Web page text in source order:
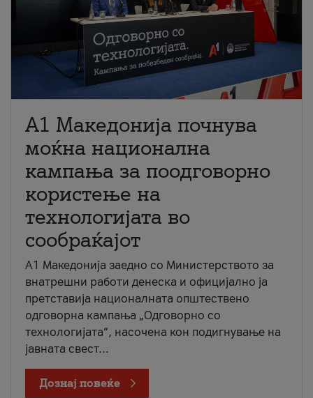
A1 Македонија почнува
моќна национална
кампања за поодговорно
користење на
технологијата во
сообраќајот
A1 Македонија заедно со Министерството за
внатрешни работи денеска и официјално ја
претставија националната општествено
одговорна кампања „Одговорно со
технологијата“, насочена кон подигнување на
јавната свест...
Дознај повеќе